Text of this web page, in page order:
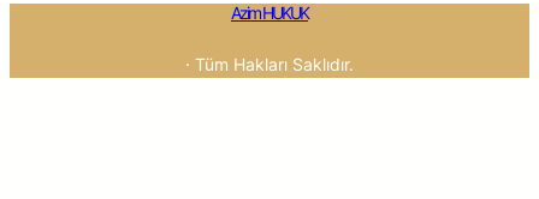
Azim HUKUK
· Tüm Hakları Saklıdır.